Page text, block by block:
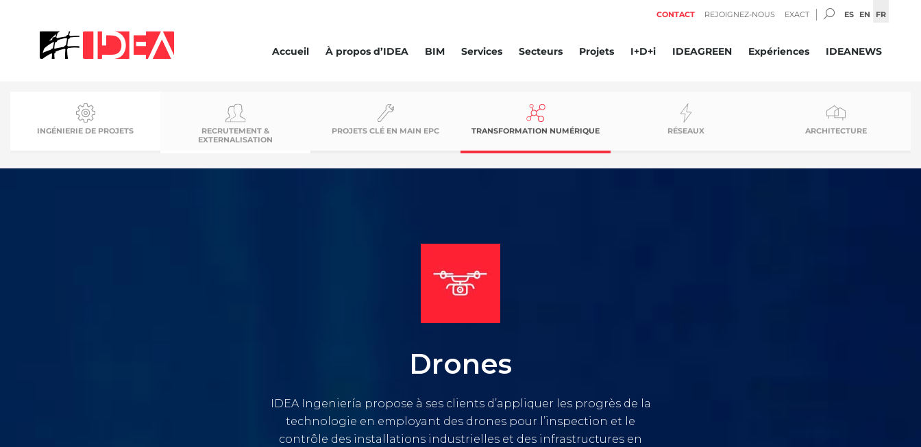
CONTACT REJOIGNEZ-NOUS EXACT SEARCH:
ES EN FR
Accueil À propos d’IDEA BIM Services Secteurs Projets I+D+i IDEAGREEN Expériences IDEANEWS
INGÉNIERIE DE PROJETS
RECRUTEMENT &
EXTERNALISATION
PROJETS CLÉ EN MAIN EPC TRANSFORMATION NUMÉRIQUE RÉSEAUX ARCHITECTURE
Drones
IDEA Ingeniería propose à ses clients d’appliquer les progrès de la
technologie en employant des drones pour l’inspection et le
contrôle des installations industrielles et des infrastructures en